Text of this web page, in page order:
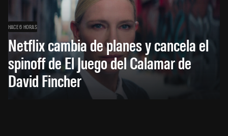
HACE 6 HORAS
Netflix cambia de planes y cancela el
spinoff de El Juego del Calamar de
David Fincher